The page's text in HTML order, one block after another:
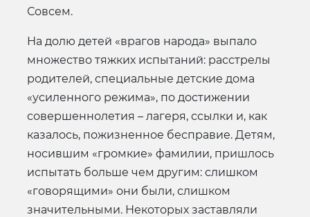
Совсем.
На долю детей «врагов народа» выпало
множество тяжких испытаний: расстрелы
родителей, специальные детские дома
«усиленного режима», по достижении
совершеннолетия – лагеря, ссылки и, как
казалось, пожизненное бесправие. Детям,
носившим «громкие» фамилии, пришлось
испытать больше чем другим: слишком
«говорящими» они были, слишком
значительными. Некоторых заставляли